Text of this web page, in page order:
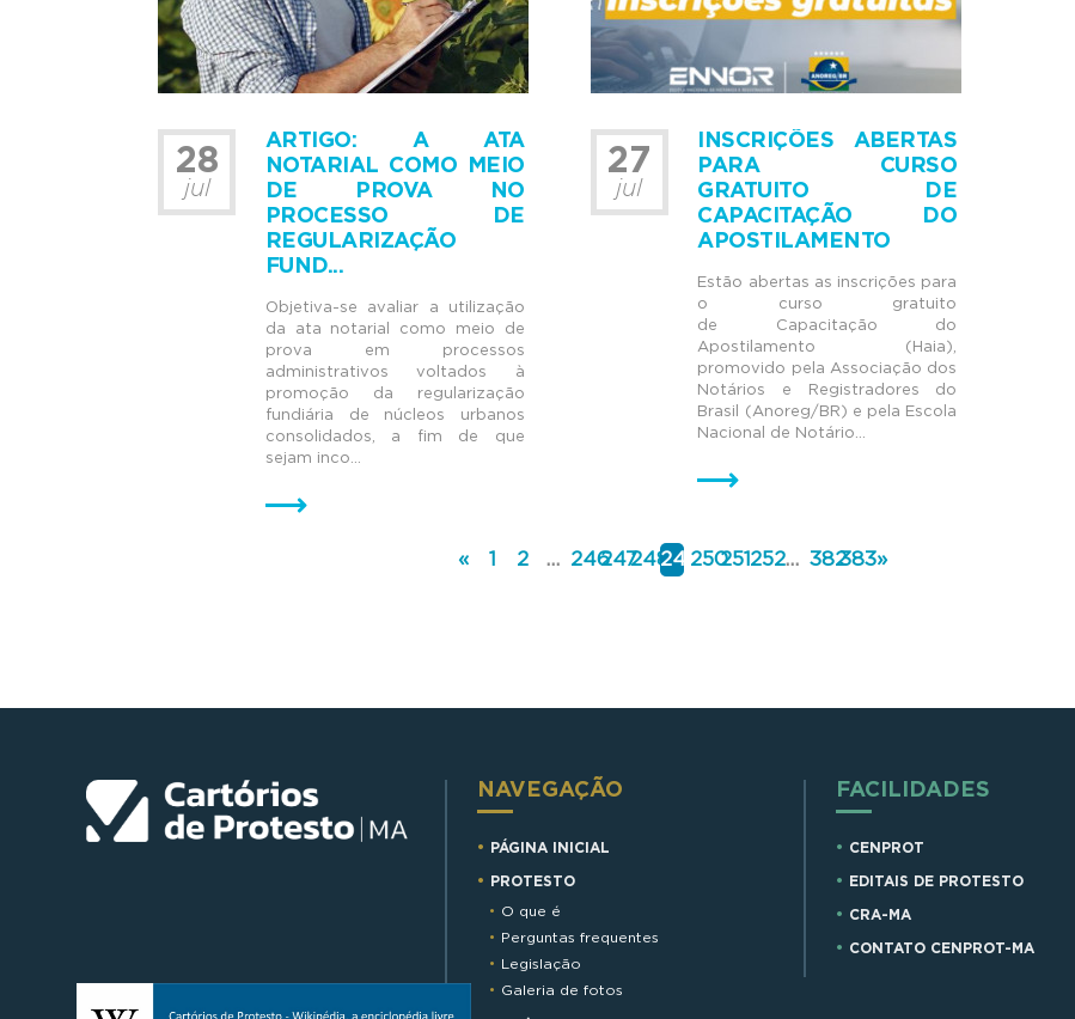
28
jul
ARTIGO: A ATA
NOTARIAL COMO MEIO
DE PROVA NO
PROCESSO DE
REGULARIZAÇÃO
FUND...
Objetiva-se avaliar a utilização
da ata notarial como meio de
prova em processos
administrativos voltados à
promoção da regularização
fundiária de núcleos urbanos
consolidados, a fim de que
sejam inco...
27
jul
INSCRIÇÕES ABERTAS
PARA CURSO
GRATUITO DE
CAPACITAÇÃO DO
APOSTILAMENTO
Estão abertas as inscrições para
o curso gratuito
de Capacitação do
Apostilamento (Haia),
promovido pela Associação dos
Notários e Registradores do
Brasil (Anoreg/BR) e pela Escola
Nacional de Notário...
« 1 2 ... 246247248249250251252... 382383»
NAVEGAÇÃO
PÁGINA INICIAL
PROTESTO
O que é
Perguntas frequentes
Legislação
Galeria de fotos
FACILIDADES
CENPROT
EDITAIS DE PROTESTO
CRA-MA
CONTATO CENPROT-MA